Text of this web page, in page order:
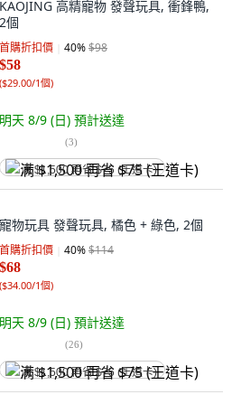
KAOJING 高精寵物 發聲玩具, 衝鋒鴨,
2個
首購折扣價 40%$98
$58
($29.00/1個)
明天 8/9 (日) 預計送達
(3)
满 $1,500 再省 $75 (王道卡)
寵物玩具 發聲玩具, 橘色 + 綠色, 2個
首購折扣價 40%$114
$68
($34.00/1個)
明天 8/9 (日) 預計送達
(26)
满 $1,500 再省 $75 (王道卡)